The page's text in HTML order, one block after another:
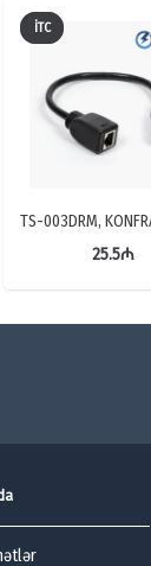
İTC
TS-003DRM,
25.5₼